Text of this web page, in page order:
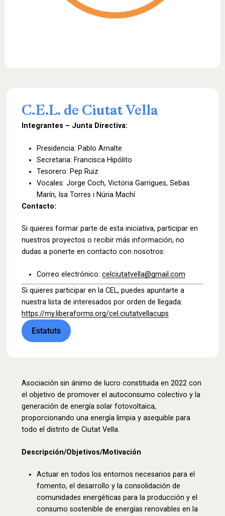
C.E.L. de Ciutat Vella
Integrantes – Junta Directiva:
Presidencia: Pablo Arnalte
Secretaria: Francisca Hipólito
Tesorero: Pep Ruiz
Vocales: Jorge Coch, Victoria Garrigues, Sebas
Marín, Isa Torres i Núria Machí
Contacto:
Si quieres formar parte de esta iniciativa, participar en
nuestros proyectos o recibir más información, no
dudas a ponerte en contacto con nosotros:
Correo electrónico:celciutatvella@gmail.com
Si quieres participar en la CEL, puedes apuntarte a
nuestra lista de interesados por orden de llegada:
https://my.liberaforms.org/cel.ciutatvellacups
Estatuts
Asociación sin ánimo de lucro constituida en 2022 con
el objetivo de promover el autoconsumo colectivo y la
generación de energía solar fotovoltaica,
proporcionando una energía limpia y asequible para
todo el distrito de Ciutat Vella.
Descripción/Objetivos/Motivación
Actuar en todos los entornos necesarios para el
fomento, el desarrollo y la consolidación de
comunidades energéticas para la producción y el
consumo sostenible de energías renovables en la